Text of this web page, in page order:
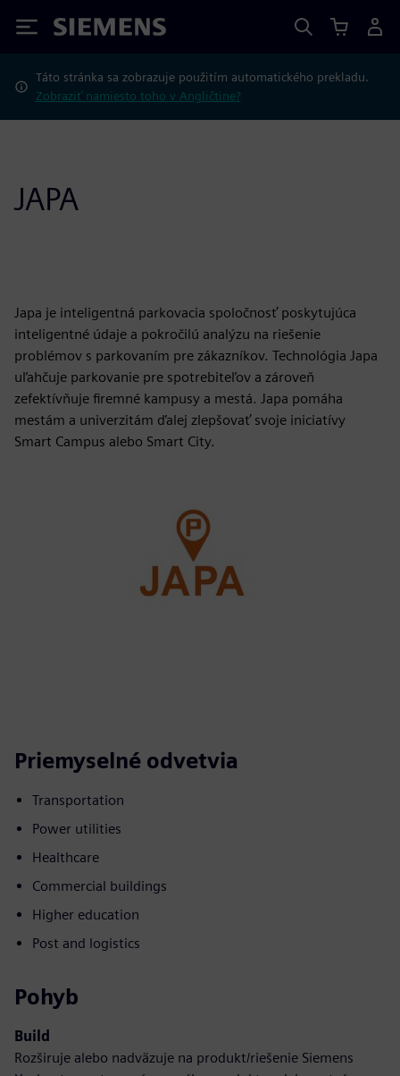
Siemens
Táto stránka sa zobrazuje použitím automatického prekladu.
Zobraziť namiesto toho v Angličtine?
JAPA
Japa je inteligentná parkovacia spoločnosť poskytujúca
inteligentné údaje a pokročilú analýzu na riešenie
problémov s parkovaním pre zákazníkov. Technológia Japa
uľahčuje parkovanie pre spotrebiteľov a zároveň
zefektívňuje firemné kampusy a mestá. Japa pomáha
mestám a univerzitám ďalej zlepšovať svoje iniciatívy
Smart Campus alebo Smart City.
Priemyselné odvetvia
Transportation
Power utilities
Healthcare
Commercial buildings
Higher education
Post and logistics
Pohyb
Build
Rozširuje alebo nadväzuje na produkt/riešenie Siemens